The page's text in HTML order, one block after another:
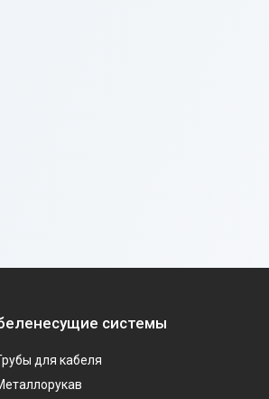
системы
для кабеля